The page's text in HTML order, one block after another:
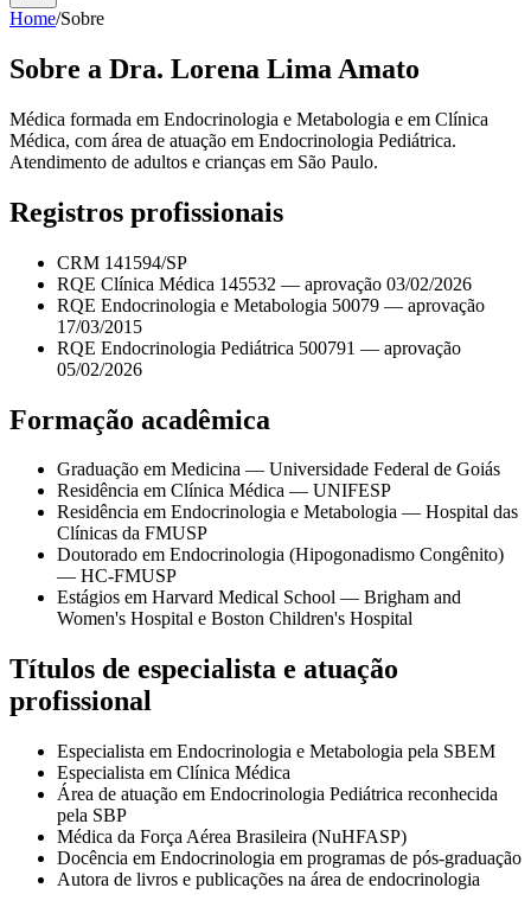
Home/Sobre
Sobre a Dra. Lorena Lima Amato
Médica formada em Endocrinologia e Metabologia e em Clínica
Médica, com área de atuação em Endocrinologia Pediátrica.
Atendimento de adultos e crianças em São Paulo.
Registros profissionais
CRM 141594/SP
RQE Clínica Médica 145532 — aprovação 03/02/2026
RQE Endocrinologia e Metabologia 50079 — aprovação
17/03/2015
RQE Endocrinologia Pediátrica 500791 — aprovação
05/02/2026
Formação acadêmica
Graduação em Medicina — Universidade Federal de Goiás
Residência em Clínica Médica — UNIFESP
Residência em Endocrinologia e Metabologia — Hospital das
Clínicas da FMUSP
Doutorado em Endocrinologia (Hipogonadismo Congênito)
— HC-FMUSP
Estágios em Harvard Medical School — Brigham and
Women's Hospital e Boston Children's Hospital
Títulos de especialista e atuação
profissional
Especialista em Endocrinologia e Metabologia pela SBEM
Especialista em Clínica Médica
Área de atuação em Endocrinologia Pediátrica reconhecida
pela SBP
Médica da Força Aérea Brasileira (NuHFASP)
Docência em Endocrinologia em programas de pós-graduação
Autora de livros e publicações na área de endocrinologia